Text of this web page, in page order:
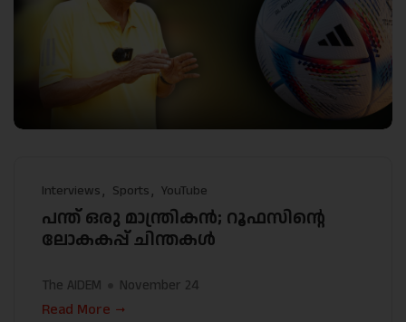
Interviews Sports YouTube
പന്ത് ഒരു മാന്ത്രികൻ; റൂഫസിന്റെ
ലോകകപ്പ് ചിന്തകൾ
The AIDEM November 24
Read More